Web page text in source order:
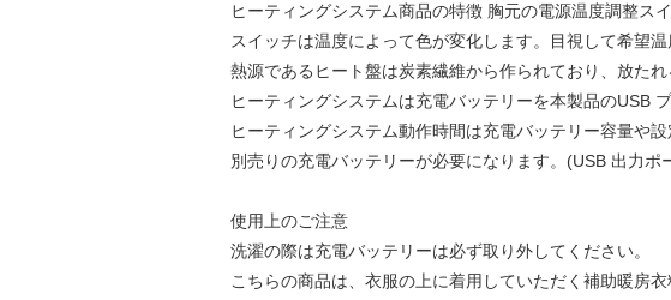
ヒーティングシステム商品の特徴 胸元の電源温度調整ス
スイッチは温度によって色が変化します。目視して希望温
熱源であるヒート盤は炭素繊維から作られており、放た
ヒーティングシステムは充電バッテリーを本製品のUSB
ヒーティングシステム動作時間は充電バッテリー容量や
別売りの充電バッテリーが必要になります。(USB 出力ポ
使用上のご注意
洗濯の際は充電バッテリーは必ず取り外してください。
こちらの商品は、衣服の上に着用していただく補助暖房